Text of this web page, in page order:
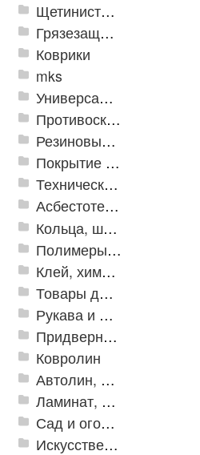
Щетинистые покрытия
Грязезащитные, влаговпитывающие покрытия
Коврики
mks
Универсальные модульные покрытия
Противоскользящая защита для лестниц, профили, ленты
Резиновые и ПВХ дорожки
Покрытие из резиновой крошки
Техническая резина
Асбестотехнические и теплоизоляционные материалы
Кольца, шайбы, манжеты
Полимеры и пластики
Клей, химия, сопутствующие товары
Товары для дома
Рукава и шланги промышленные
Придверные решетки
Ковролин
Автолин, Транслин, Линолеум
Ламинат, Кварцвиниловая плитка SPC
Сад и огород
Искусственная трава